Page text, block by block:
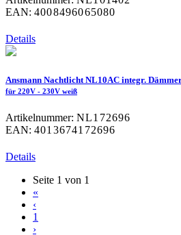
EAN: 4008496065080
Details
Ansmann Nachtlicht NL10AC integr.
für 220V - 230V weiß
Artikelnummer: NL172696
EAN: 4013674172696
Details
Seite 1 von 1
«
‹
1
›